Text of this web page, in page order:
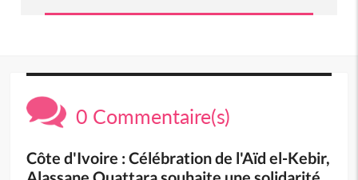
0 Commentaire(s)
Côte d'Ivoire : Célébration de l'Aïd el-Kebir,